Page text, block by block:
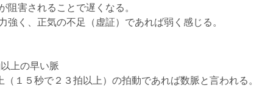
阻害されることで遅くなる。
く、正気の不足（虚証）であれば弱く感じる。
上の早い脈
１５秒で２３拍以上）の拍動であれば数脈と言われる。